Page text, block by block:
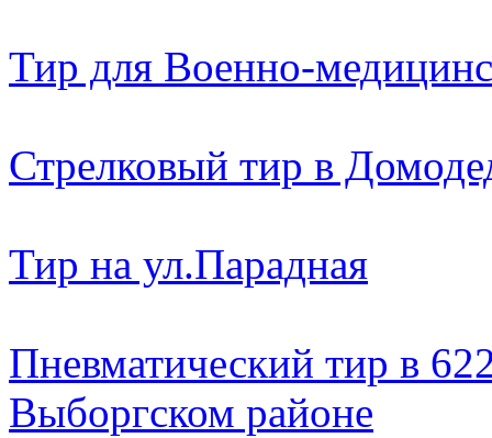
Тир для Военно-
Стрелковый тир в
Тир на ул.Парадная
Пневматический тир в
Выборгском районе